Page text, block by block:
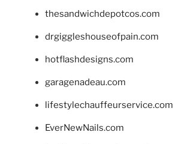
thesandwichdepotcos.com
drgiggleshouseofpain.com
hotflashdesigns.com
garagenadeau.com
lifestylechauffeurservice.com
EverNewNails.com